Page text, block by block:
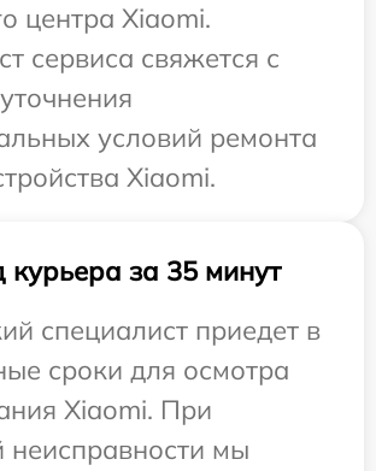
центра Xiaomi.
сервиса свяжется с
условий ремонта
Xiaomi.
курьера за 35 минут
специалист приедет в
сроки для осмотра
Xiaomi. При
неисправности мы